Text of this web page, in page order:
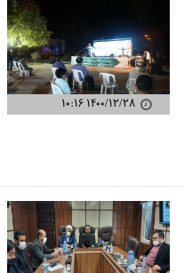
۱۴۰۰/۱۲/۲۸ ۱۰:۱۶